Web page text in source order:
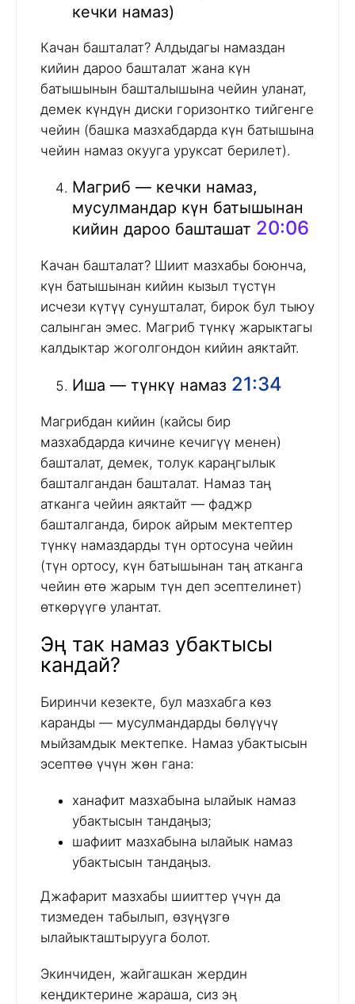
кечки намаз)
Качан башталат? Алдыдагы намаздан
кийин дароо башталат жана күн
батышынын башталышына чейин уланат,
демек күндүн диски горизонтко тийгенге
чейин (башка мазхабдарда күн батышына
чейин намаз окууга уруксат берилет).
Магриб — кечки намаз,
мусулмандар күн батышынан
кийин дароо башташат 20:06
Качан башталат? Шиит мазхабы боюнча,
күн батышынан кийин кызыл түстүн
исчези күтүү сунушталат, бирок бул тыюу
салынган эмес. Магриб түнкү жарыктагы
калдыктар жоголгондон кийин аяктайт.
Иша — түнкү намаз 21:34
Магрибдан кийин (кайсы бир
мазхабдарда кичине кечигүү менен)
башталат, демек, толук караңгылык
башталгандан башталат. Намаз таң
атканга чейин аяктайт — фаджр
башталганда, бирок айрым мектептер
түнкү намаздарды түн ортосуна чейин
(түн ортосу, күн батышынан таң атканга
чейин өтө жарым түн деп эсептелинет)
өткөрүүгө улантат.
Эң так намаз убактысы
кандай?
Биринчи кезекте, бул мазхабга көз
каранды — мусулмандарды бөлүүчү
мыйзамдык мектепке. Намаз убактысын
эсептөө үчүн жөн гана:
ханафит мазхабына ылайык намаз
убактысын тандаңыз;
шафиит мазхабына ылайык намаз
убактысын тандаңыз.
Джафарит мазхабы шииттер үчүн да
тизмеден табылып, өзүңүзгө
ылайыкташтырууга болот.
Экинчиден, жайгашкан жердин
кеңдиктерине жараша, сиз эң